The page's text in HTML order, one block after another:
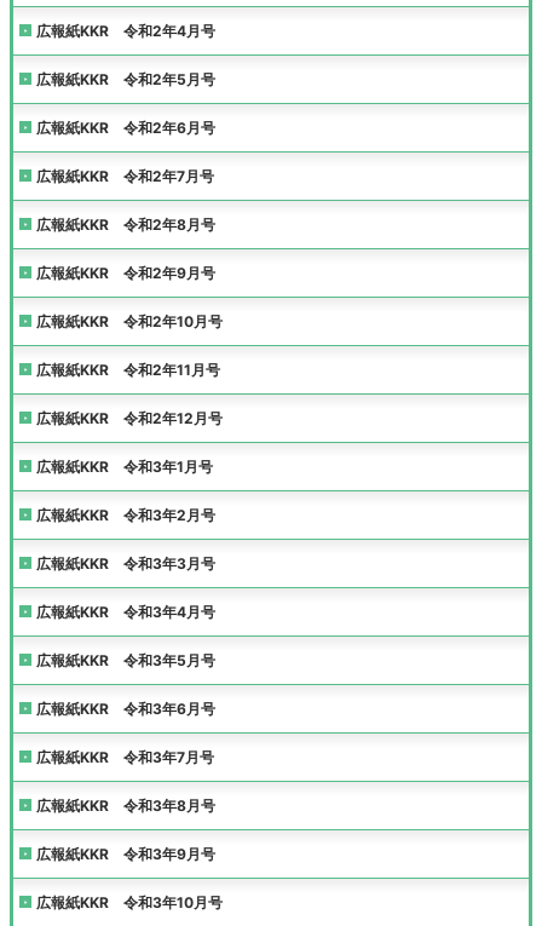
広報紙KKR 令和2年4月号
広報紙KKR 令和2年5月号
広報紙KKR 令和2年6月号
広報紙KKR 令和2年7月号
広報紙KKR 令和2年8月号
広報紙KKR 令和2年9月号
広報紙KKR 令和2年10月号
広報紙KKR 令和2年11月号
広報紙KKR 令和2年12月号
広報紙KKR 令和3年1月号
広報紙KKR 令和3年2月号
広報紙KKR 令和3年3月号
広報紙KKR 令和3年4月号
広報紙KKR 令和3年5月号
広報紙KKR 令和3年6月号
広報紙KKR 令和3年7月号
広報紙KKR 令和3年8月号
広報紙KKR 令和3年9月号
広報紙KKR 令和3年10月号